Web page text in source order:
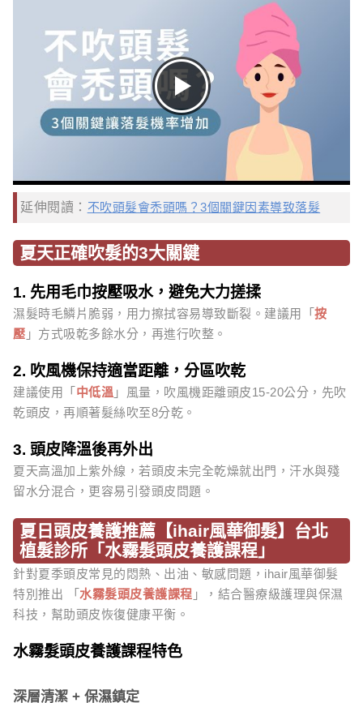
延伸閱讀： 不吹頭髮會禿頭嗎？3個關鍵因素導致落髮
夏天正確吹髮的3大關鍵
1. 先用毛巾按壓吸水，避免大力搓揉
濕髮時毛鱗片脆弱，用力擦拭容易導致斷裂。建議用「 按
壓 」方式吸乾多餘水分，再進行吹整。
2. 吹風機保持適當距離，分區吹乾
建議使用「 中低溫 」風量，吹風機距離頭皮15-20公分，先吹
乾頭皮，再順著髮絲吹至8分乾。
3. 頭皮降溫後再外出
夏天高溫加上紫外線，若頭皮未完全乾燥就出門，汗水與殘
留水分混合，更容易引發頭皮問題。
夏日頭皮養護推薦【ihair風華御髮】台北
植髮診所「水霧髮頭皮養護課程」
針對夏季頭皮常見的悶熱、出油、敏感問題，ihair風華御髮
特別推出 「 水霧髮頭皮養護課程 」，結合醫療級護理與保濕
科技，幫助頭皮恢復健康平衡。
水霧髮頭皮養護課程特色
深層清潔 + 保濕鎮定